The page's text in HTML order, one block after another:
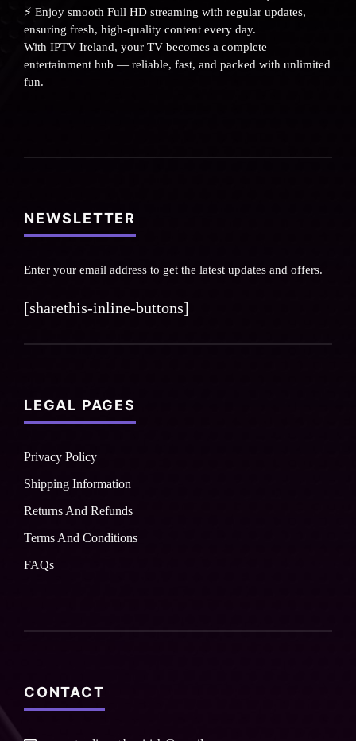
⚡ Enjoy smooth Full HD streaming with regular updates,
ensuring fresh, high-quality content every day.
With IPTV Ireland, your TV becomes a complete
entertainment hub — reliable, fast, and packed with unlimited
fun.
NEWSLETTER
Enter your email address to get the latest updates and offers.
[sharethis-inline-buttons]
LEGAL PAGES
Privacy Policy
Shipping Information
Returns And Refunds
Terms And Conditions
FAQs
CONTACT